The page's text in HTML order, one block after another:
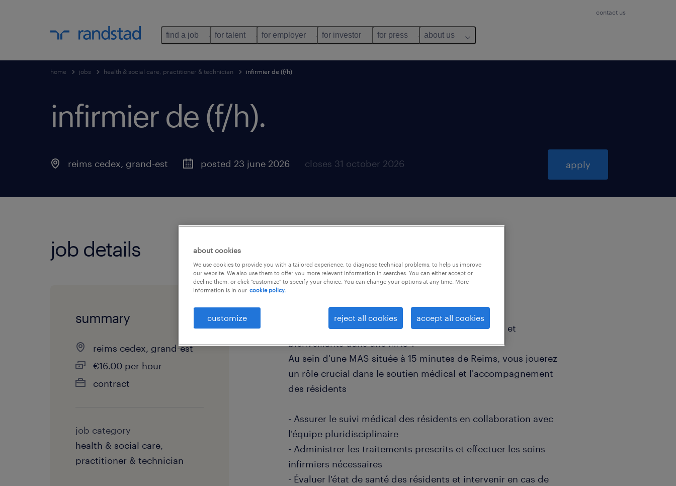
contact us
find a job for talent for employer for investor for press about us
home jobs health & social care, practitioner & technician infirmier de (f/h)
infirmier de (f/h).
reims cedex, grand-est posted 23 june 2026 closes 31 october 2026 apply
job details
summary
reims cedex, grand-est
€16.00 per hour
contract
job category
health & social care,
practitioner & technician
Êtes-vous motivé(e) à apporter des soins humains et
bienveillants dans une MAS ?
Au sein d'une MAS située à 15 minutes de Reims, vous jouerez
un rôle crucial dans le soutien médical et l'accompagnement
des résidents
- Assurer le suivi médical des résidents en collaboration avec
l'équipe pluridisciplinaire
- Administrer les traitements prescrits et effectuer les soins
infirmiers nécessaires
- Évaluer l'état de santé des résidents et intervenir en cas de
about cookies
We use cookies to provide you with a tailored experience, to diagnose technical problems, to help us improve
our website. We also use them to offer you more relevant information in searches. You can either accept or
decline them, or click "customize" to specify your choice. You can change your options at any time. More
information is in our cookie policy.
customize reject all cookies accept all cookies